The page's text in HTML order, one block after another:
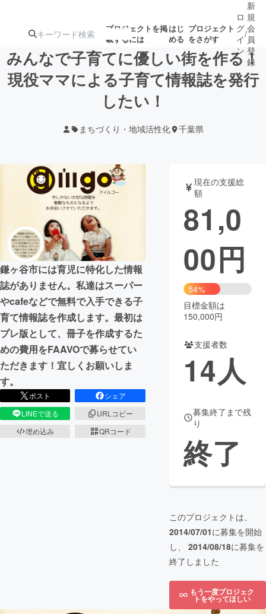
プロジェクトを掲
載するには
はじ
める
プロジェクト
をさがす
注目の新着プロ 募集終了が近いプ
テクノロジー・ガジェット
映像・映画 書籍・雑誌
ビジネス・起業 チャレンジ
まちづくり・地域活性化
CAMPFIRE for Social Good
CAMPFIRE Creation
CAMPFIREふるさと納税
コミュニティ
ロ
グ
イ
ン
/
新
規
会
員
登
録
みんなで子育てに優しい街を作る！
現役ママによる子育て情報誌を発行
したい！
まちづくり・地域活性化 千葉県
鎌ヶ谷市には育児に特化した情報
誌がありません。私達はスーパー
やcafeなどで無料で入手できる子
育て情報誌を作成します。最初は
プレ版として、冊子を作成するた
めの費用をFAAVOで募らせてい
ただきます！宜しくお願いしま
す。
ポスト
シェア
LINEで送る
URLコピー
埋め込み
QRコード
現在の支援総
額
81,0
00円
54%
目標金額は
150,000円
支援者数
14人
募集終了まで残
り
終了
このプロジェクトは、
2014/07/01に募集を開始
し、 2014/08/18に募集を
終了しました
もう一度プロジェク
トをやってほしい